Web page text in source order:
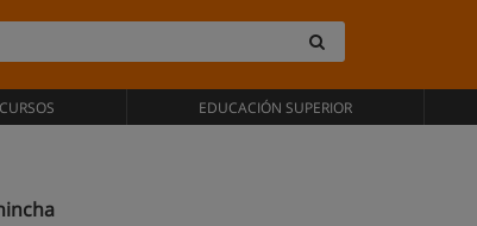
CURSOS EDUCACIÓN SUPERIOR